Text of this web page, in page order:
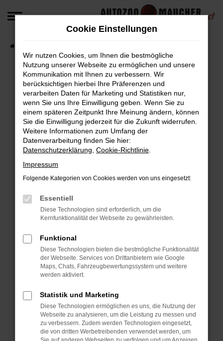
Zum
Fehler: Network Error
Beim Laden ist ein Fehler aufgetreten.
Hier sind ein paar Tipps, die dir helfen können:
Überprüfe deine Firewall und deine
Internetverbindung.
Laden andere Webseiten, zum Beispiel deine
Manche Erweiterungen, wie Werbeblocker,
können das Laden bestimmter Seiten
verhindern. Funktioniert die Seite in einem
Fenster?
Starte dein Gerät neu.
Das kann manchmal helfen, vorübergehende
Probleme zu beheben.
Stelle sicher, dass dein Browser und dein
Betriebssystem auf dem neuesten Stand
sind.
Veraltete Software birgt nicht nur ein
Sicherheitsrisiko, sondern kann auch dazu
Cookie Einstellungen
Wir nutzen Cookies, um Ihnen die bestmögliche
Nutzung unserer Webseite zu ermöglichen und unsere
Kommunikation mit Ihnen zu verbessern. Wir
berücksichtigen hierbei Ihre Präferenzen und
verarbeiten Daten für Marketing und Statistiken nur,
wenn Sie uns Ihre Einwilligung geben. Wenn Sie zu
einem späteren Zeitpunkt Ihre Meinung ändern, können
Sie die Einwilligung jederzeit für die Zukunft widerrufen.
Weitere Informationen zum Umfang der
Datenverarbeitung finden Sie hier:
Datenschutzerklärung Cookie-Richtlinie
Impressum
Folgende Kategorien von Cookies werden von uns eingesetzt:
Essentiell
Diese Technologien sind erforderlich, um die
Kernfunktionalität der Webseite zu gewährleisten.
Funktional
Diese Technologien bieten die bestmögliche Funktionalität
der Webseite. Services von Drittanbietern wie Google
Maps, Chats, Fahrzeugbewertungssystem und weitere
werden aktiviert.
Statistik und Marketing
Diese Technologien ermöglichen es uns, die Nutzung der
Webseite zu analysieren, um die Leistung zu messen und
zu verbessern. Zudem werden Technologien eingesetzt,
die von dritten Werbetreibenden verwendet werden, um